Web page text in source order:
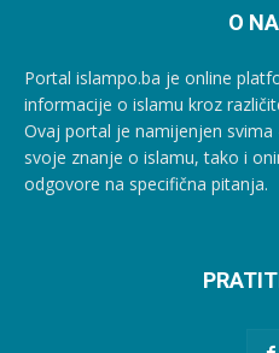
O
Portal islampo.ba je online
informacije o islamu kroz
Ovaj portal je namijenjen
svoje znanje o islamu, tako i
odgovore na specifična pitanja.